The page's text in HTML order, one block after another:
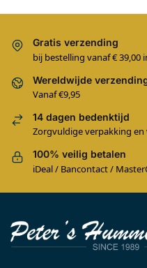
Gratis verzending
bij bestelling vanaf € 39,00
Wereldwijde
Vanaf €9,95
14 dagen bedenktijd
Zorgvuldige verpakking
100% veilig betalen
iDeal / Bancontact /